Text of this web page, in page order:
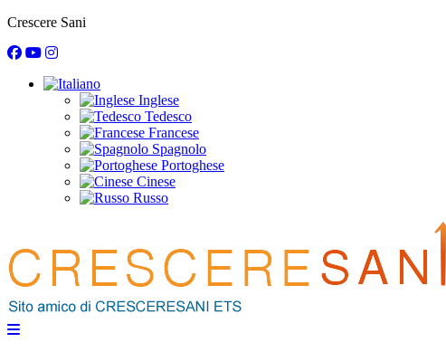
Crescere Sani
Inglese
Tedesco
Francese
Spagnolo
Portoghese
Cinese
Russo